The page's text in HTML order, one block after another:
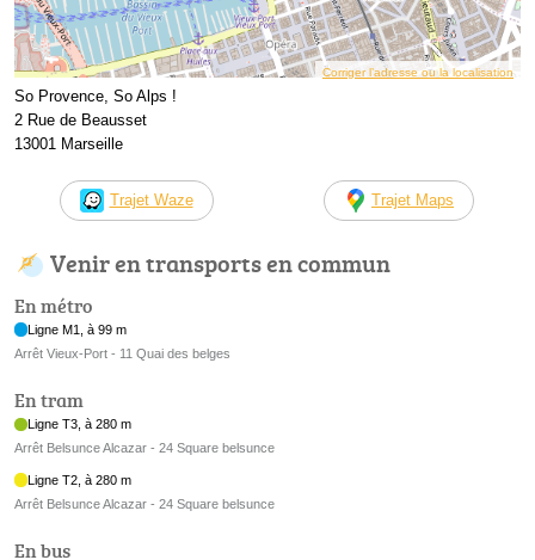
Corriger l’adresse ou la localisation
So Provence, So Alps !
2 Rue de Beausset
13001 Marseille
Trajet Waze Trajet Maps
Venir en transports en commun
En métro
Ligne M1, à 99 m
Arrêt Vieux-Port - 11 Quai des belges
En tram
Ligne T3, à 280 m
Arrêt Belsunce Alcazar - 24 Square belsunce
Ligne T2, à 280 m
Arrêt Belsunce Alcazar - 24 Square belsunce
En bus